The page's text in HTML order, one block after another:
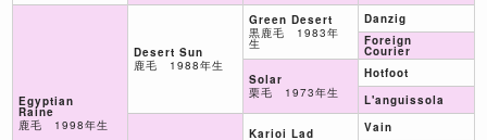
Egyptian
Raine
鹿毛 1998年生
Desert Sun
鹿毛 1988年生
Green Desert
黒鹿毛 1983年
生
Solar
栗毛 1973年生
Karioi Lad
Danzig
Foreign
Courier
Hotfoot
L'anguissola
Vain